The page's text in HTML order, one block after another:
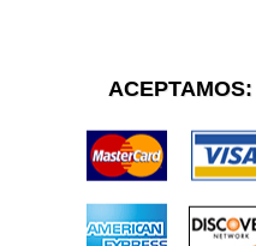
ACEPTAMOS: